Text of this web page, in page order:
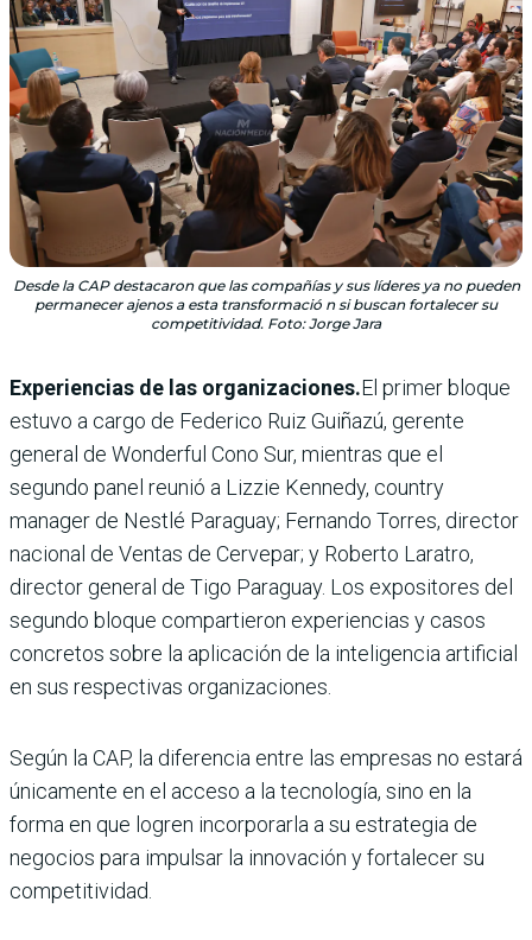
Desde la CAP destacaron que las compañías y sus líderes ya no pueden
permanecer ajenos a esta transformació n si buscan fortalecer su
competitividad. Foto: Jorge Jara
Experiencias de las organizaciones.El primer bloque
estuvo a cargo de Federico Ruiz Guiñazú, gerente
general de Wonderful Cono Sur, mientras que el
segundo panel reunió a Lizzie Kennedy, country
manager de Nestlé Paraguay; Fernando Torres, director
nacional de Ventas de Cervepar; y Roberto Laratro,
director general de Tigo Paraguay. Los expositores del
segundo bloque compartieron experiencias y casos
concretos sobre la aplicación de la inteligencia artificial
en sus respectivas organizaciones.
Según la CAP, la diferencia entre las empresas no estará
únicamente en el acceso a la tecnología, sino en la
forma en que logren incorporarla a su estrategia de
negocios para impulsar la innovación y fortalecer su
competitividad.